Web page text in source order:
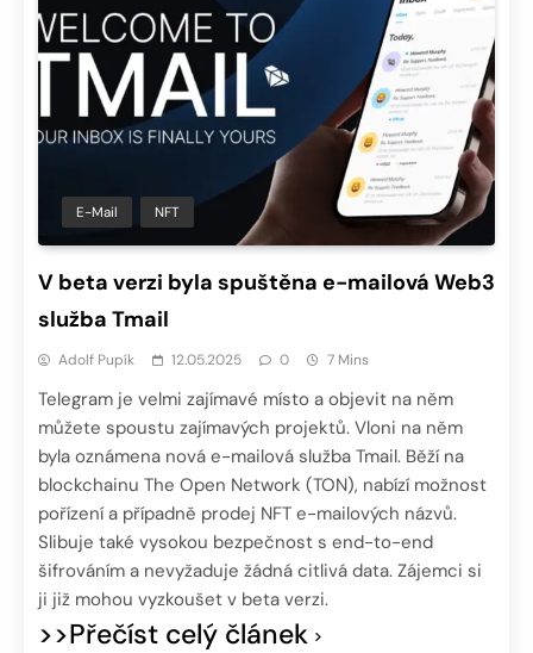
E-Mail NFT
V beta verzi byla spuštěna e-mailová Web3
služba Tmail
Adolf Pupík 12.05.2025 0 7 Mins
Telegram je velmi zajímavé místo a objevit na něm
můžete spoustu zajímavých projektů. Vloni na něm
byla oznámena nová e-mailová služba Tmail. Běží na
blockchainu The Open Network (TON), nabízí možnost
pořízení a případně prodej NFT e-mailových názvů.
Slibuje také vysokou bezpečnost s end-to-end
šifrováním a nevyžaduje žádná citlivá data. Zájemci si
ji již mohou vyzkoušet v beta verzi.
>>Přečíst celý článek